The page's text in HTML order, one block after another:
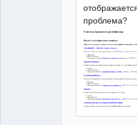
проблема?